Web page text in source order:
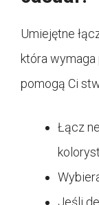
Umiejętne
która wymaga
pomogą Ci
Łącz
Jeśli